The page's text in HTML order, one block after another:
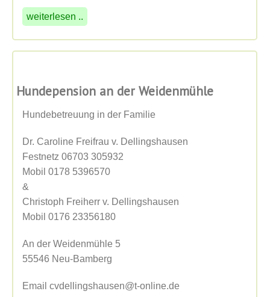
weiterlesen ..
Hundepension an der Weidenmühle
Hundebetreuung in der Familie
Dr. Caroline Freifrau v. Dellingshausen
Festnetz 06703 305932
Mobil 0178 5396570
&
Christoph Freiherr v. Dellingshausen
Mobil 0176 23356180
An der Weidenmühle 5
55546 Neu-Bamberg
Email cvdellingshausen@t-online.de